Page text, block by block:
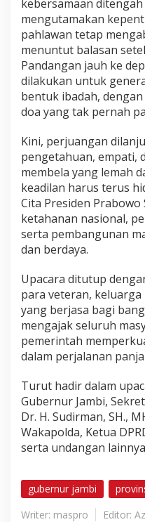
kebersamaan
mengutamakan
pahlawan tetap
menuntut balasan
Pandangan jauh ke
dilakukan untuk
bentuk ibadah,
doa yang tak pernah
Kini, perjuangan
pengetahuan, empati,
membela yang lemah
keadilan harus terus
Cita Presiden
ketahanan nasional,
serta pembangunan
dan berdaya.
Upacara ditutup
para veteran,
yang berjasa bagi
mengajak seluruh
pemerintah
dalam perjalanan
Turut hadir dalam
Gubernur Jambi,
Dr. H. Sudirman, SH.,
Wakapolda, Ketua
serta undangan
gubernur jambi
Writer: maspro
Editor: